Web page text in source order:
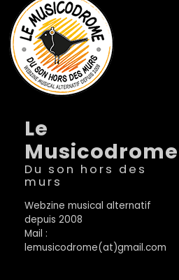
Le
Musicodrome
Du son hors des
murs
Webzine musical alternatif
depuis 2008
Mail :
lemusicodrome(at)gmail.com